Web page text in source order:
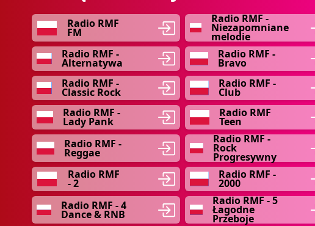
Radio RMF
FM
Radio RMF -
Niezapomniane
melodie
Radio RMF -
Alternatywa
Radio RMF -
Bravo
Radio RMF -
Classic Rock
Radio RMF -
Club
Radio RMF -
Lady Pank
Radio RMF
Teen
Radio RMF -
Reggae
Radio RMF -
Rock
Progresywny
Radio RMF
- 2
Radio RMF -
2000
Radio RMF - 4
Dance & RNB
Radio RMF - 5
Łagodne
Przeboje